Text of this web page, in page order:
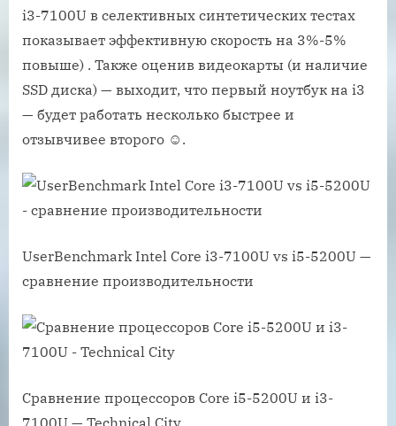
i3-7100U в селективных синтетических тестах
показывает эффективную скорость на 3%-5%
повыше) . Также оценив видеокарты (и наличие
SSD диска) — выходит, что первый ноутбук на i3
— будет работать несколько быстрее и
отзывчивее второго ☺.
UserBenchmark Intel Core i3-7100U vs i5-5200U —
сравнение производительности
Сравнение процессоров Core i5-5200U и i3-
7100U — Technical City